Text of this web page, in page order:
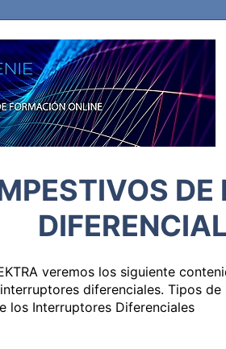
DE
veremos los siguiente
diferenciales. Tipos de
los Interruptores Diferenciales